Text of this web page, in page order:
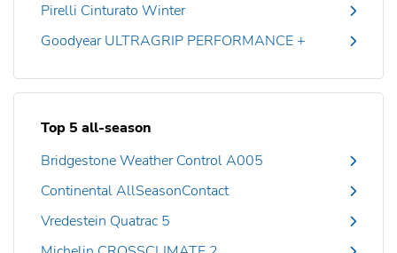
Pirelli Cinturato Winter
Goodyear ULTRAGRIP PERFORMANCE +
Top 5 all-season
Bridgestone Weather Control A005
Continental AllSeasonContact
Vredestein Quatrac 5